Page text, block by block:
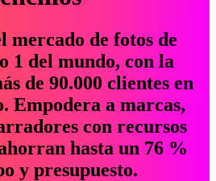
mercado de fotos de
1 del mundo, con la
de 90.000 clientes en
Empodera a marcas,
con recursos
hasta un 76 %
y presupuesto.